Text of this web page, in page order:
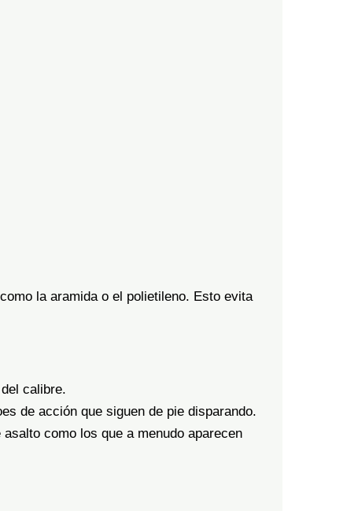
la aramida o el polietileno. Esto evita
calibre.
de acción que siguen de pie disparando.
como los que a menudo aparecen